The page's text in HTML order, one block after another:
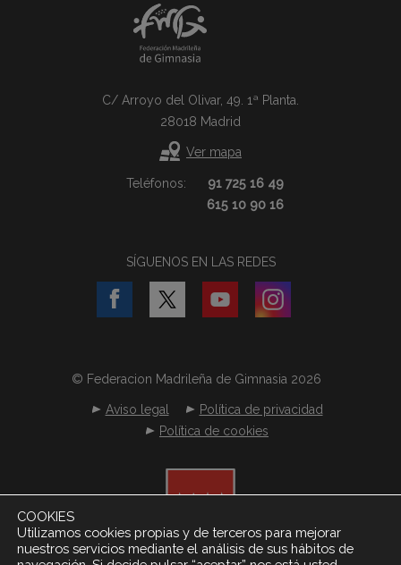
C/ Arroyo del Olivar, 49. 1ª Planta.
28018 Madrid
Ver mapa
Teléfonos:
91 725 16 49
615 10 90 16
SÍGUENOS EN LAS REDES
© Federacion Madrileña de Gimnasia 2026
Aviso legal
Política de privacidad
Política de cookies
COOKIES
Utilizamos cookies propias y de terceros para mejorar
nuestros servicios mediante el análisis de sus hábitos de